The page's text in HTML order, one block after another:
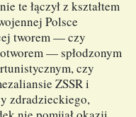
te łączył z kształtem
Polsce
tworem — czy
— spłodzonym
czy
ZSSR i
zdradzieckiego,